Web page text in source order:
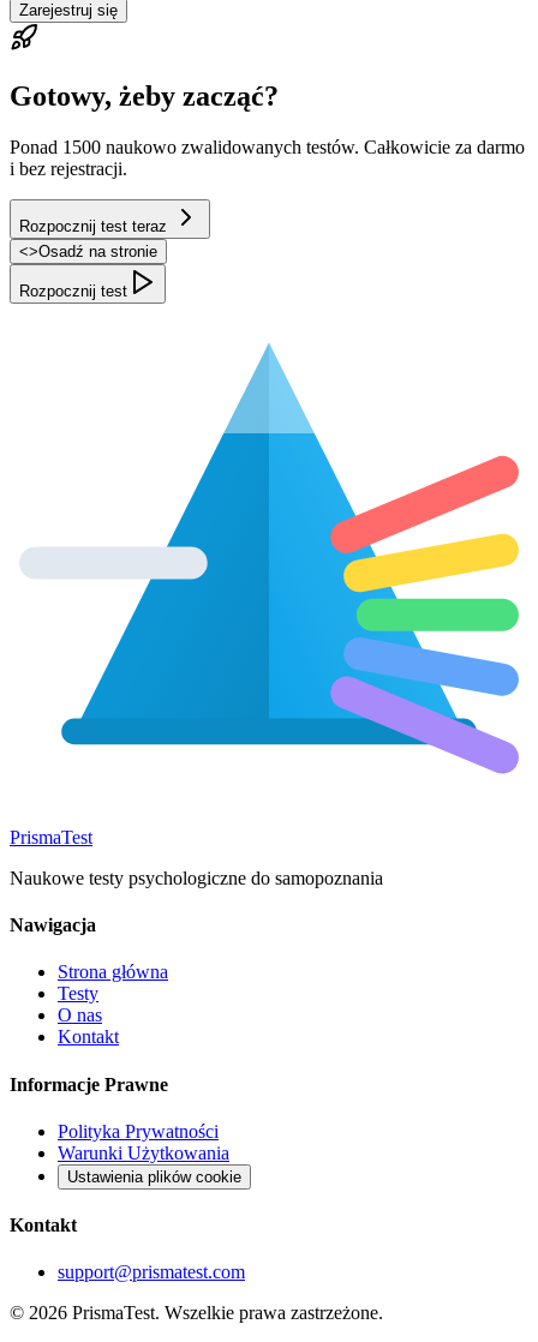
Zarejestruj się
Gotowy, żeby zacząć?
Ponad 1500 naukowo zwalidowanych testów. Całkowicie za darmo
i bez rejestracji.
Rozpocznij test teraz
<>Osadź na stronie
Rozpocznij test
PrismaTest
Naukowe testy psychologiczne do samopoznania
Nawigacja
Strona główna
Testy
O nas
Kontakt
Informacje Prawne
Polityka Prywatności
Warunki Użytkowania
Ustawienia plików cookie
Kontakt
support@prismatest.com
© 2026 PrismaTest. Wszelkie prawa zastrzeżone.